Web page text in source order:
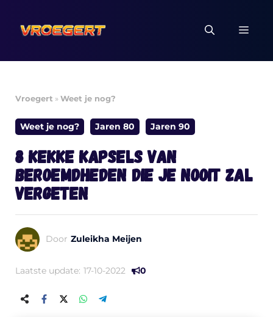
naar
inhoud
Vroegert »Weet je nog?
Weet je nog? Jaren 80 Jaren 90
8 kekke kapsels van
beroemdheden die je nooit zal
vergeten
Door Zuleikha Meijen
Laatste update: 17-10-2022 0